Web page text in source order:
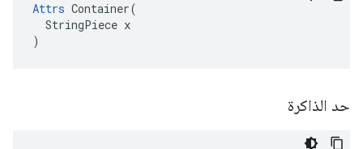
Attrs Container(
  StringPiece x
)
حد الذاكرة